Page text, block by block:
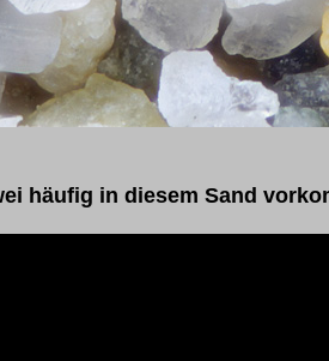
häufig in diesem Sand